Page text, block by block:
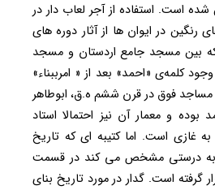
است. استفاده از آجر لعاب دار در
در ایوان ها از آثار دوره های
بین مسجد جامع اردستان و مسجد
کلمه‌ی «احمد» بعد از « امرببناء»
مساجد فوق در قرن ششم ه.ق، ابوطاهر
و معمار آن نیز احتمالا استاد
غازی است. اما کتیبه ای که تاریخ
به درستی مشخص می کند در قسمت
گرفته است. گدار در مورد تاریخ بنای